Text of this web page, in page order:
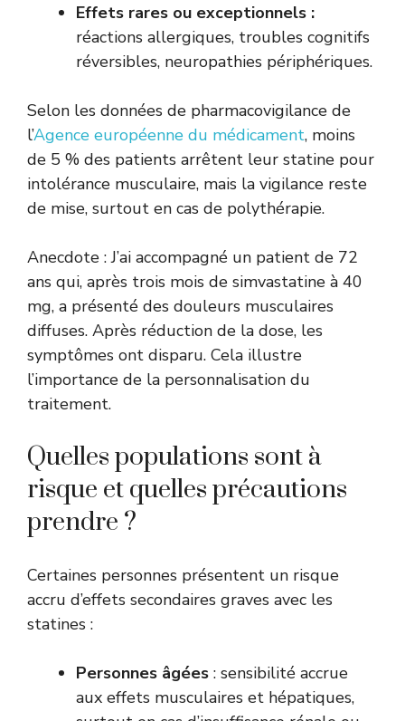
Effets rares ou exceptionnels :
réactions allergiques, troubles cognitifs
réversibles, neuropathies périphériques.
Selon les données de pharmacovigilance de
l’Agence européenne du médicament, moins
de 5 % des patients arrêtent leur statine pour
intolérance musculaire, mais la vigilance reste
de mise, surtout en cas de polythérapie.
Anecdote : J’ai accompagné un patient de 72
ans qui, après trois mois de simvastatine à 40
mg, a présenté des douleurs musculaires
diffuses. Après réduction de la dose, les
symptômes ont disparu. Cela illustre
l’importance de la personnalisation du
traitement.
Quelles populations sont à
risque et quelles précautions
prendre ?
Certaines personnes présentent un risque
accru d’effets secondaires graves avec les
statines :
Personnes âgées : sensibilité accrue
aux effets musculaires et hépatiques,